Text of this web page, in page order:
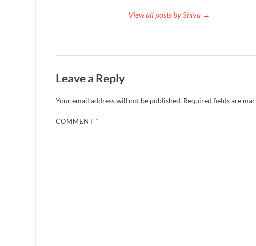
View all posts by Shiva →
Leave a Reply
Your email address will not be published. Required fields are
COMMENT *